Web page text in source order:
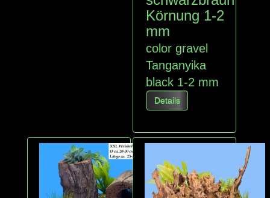
Körnung 1-2
mm
color gravel
Tanganyika
black1-2 mm
Details